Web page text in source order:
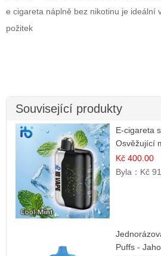
e cigareta náplně bez nikotinu je ideální
požitek
Související produkty
E-cigareta
Osvěžující
chuť
Kč 400.00
Byla： Kč
Puffs -